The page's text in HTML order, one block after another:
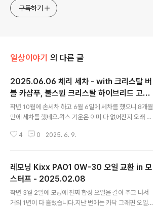
구독하기
일상이야기 의 다른 글
2025.06.06 체리 세차 - with 크리스탈 버
블 카샴푸, 불스원 크리스탈 하이브리드 고체
왁스
작년 10월에 손세차 하고 6월 6일에 세차를 했으니 8개월
만에 세차를 했네요.왁스 기운은 이미 다 없어진지 오래 되
나마 다행이였습니다.물론 수 많은 문콕들 자국은 정말 개
타울들을 어디에 두었는지 기억이 안나서 그냥 겉에만 세
차하고... 본넷 안에는 닦아 주지 못했네요.몇 장의 사진만
첨부 합니다. 왁스를 바르고 1~2분 정도 지난 다음 버핑을
했습니다. 삼성 ACE. 삼성전자 사업자몰 공식 홍보 파트너
4 0 2025. 6. 9.
레모닝 Kixx PAO1 0W-30 오일 교환 in 모
스터프 - 2025.02.08
작년 3월 2일에 모닝에 진짜 합성 오일을 갈아 주고 나서
거의 1년이 다 흘렀습니다.지난 번에는 카닥 그래핀 오일이